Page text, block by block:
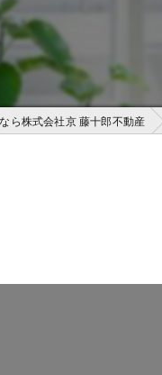
ら株式会社京 藤十郎不動産